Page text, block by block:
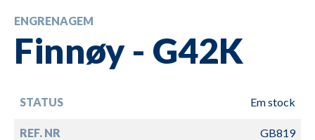
ENGRENAGEM
Finnøy - G42K
STATUS Em stock
REF. NR GB819